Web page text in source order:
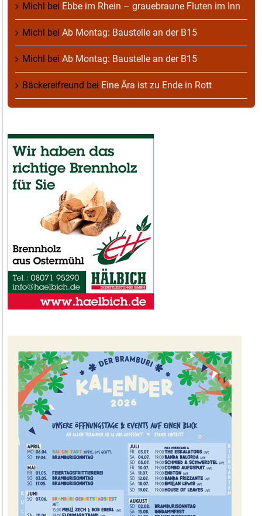
Michl bei Ebbe im Rhein – grauebraune Fluten im Inn
Michl bei Ab Montag: Baustelle an der B15
Michl bei Ab Montag: Baustelle an der B15
Bäckereifreund bei Eine Ära ist zu Ende in Rott